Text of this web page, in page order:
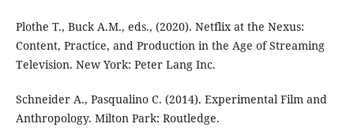
Plothe T., Buck A.M., eds., (2020). Netflix at the Nexus:
Content, Practice, and Production in the Age of Streaming
Television. New York: Peter Lang Inc.
Schneider A., Pasqualino C. (2014). Experimental Film and
Anthropology. Milton Park: Routledge.